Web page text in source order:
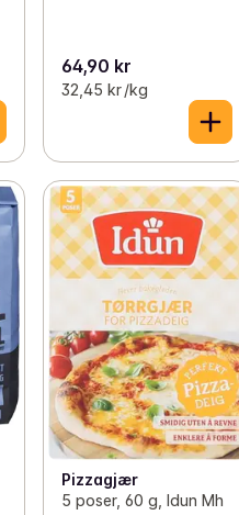
64,90 kr
32,45 kr /kg
Pizzagjær
5 poser, 60 g, Idun Mh